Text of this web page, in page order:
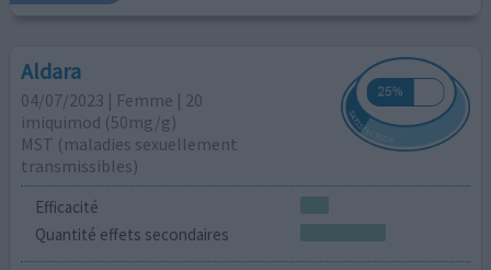
Aldara
04/07/2023 | Femme | 20
imiquimod (50mg/g)
MST (maladies sexuellement
transmissibles)
Efficacité
Quantité effets secondaires